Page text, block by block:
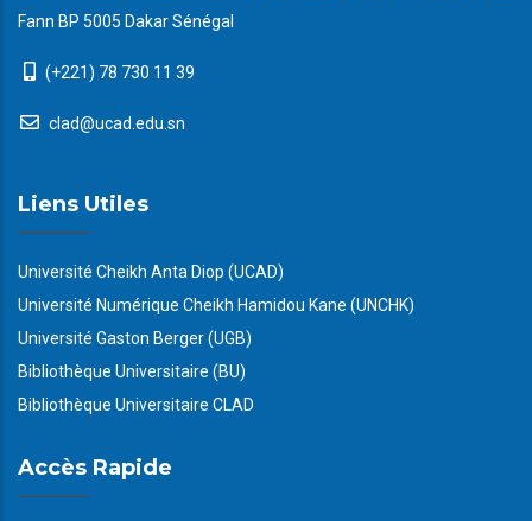
Fann BP 5005 Dakar Sénégal
(+221) 78 730 11 39
clad@ucad.edu.sn
Liens Utiles
Université Cheikh Anta Diop (UCAD)
Université Numérique Cheikh Hamidou Kane (UNCHK)
Université Gaston Berger (UGB)
Bibliothèque Universitaire (BU)
Bibliothèque Universitaire CLAD
Accès Rapide